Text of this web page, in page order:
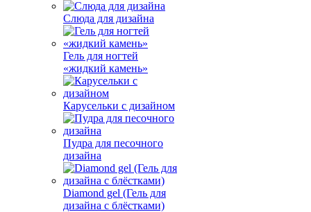
Слюда для дизайна
Гель для ногтей
«жидкий камень»
Карусельки с дизайном
Пудра для песочного
дизайна
Diamond gel (Гель для
дизайна с блёстками)